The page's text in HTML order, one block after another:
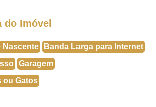
Imóvel
Nascente
Banda Larga para Internet
Garagem
ou Gatos